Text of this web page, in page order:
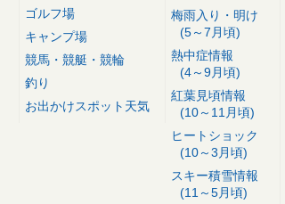
ゴルフ場
キャンプ場
競馬・競艇・競輪
釣り
お出かけスポット天気
梅雨入り・明け
(5～7月頃)
熱中症情報
(4～9月頃)
紅葉見頃情報
(10～11月頃)
ヒートショック
(10～3月頃)
スキー積雪情報
(11～5月頃)